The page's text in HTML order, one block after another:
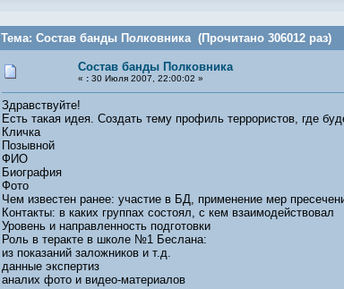
Тема: Состав банды Полковника (Прочитано 306012 раз)
Состав банды Полковника
« :30 Июля 2007, 22:00:02 »
Здравствуйте!
Есть такая идея. Создать тему профиль террористов, где
Кличка
Позывной
ФИО
Биография
Фото
Чем известен ранее: участие в БД, применение мер
Контакты: в каких группах состоял, с кем взаимодействовал
Уровень и направленность подготовки
Роль в теракте в школе №1 Беслана:
из показаний заложников и т.д.
данные экспертиз
аналих фото и видео-материалов